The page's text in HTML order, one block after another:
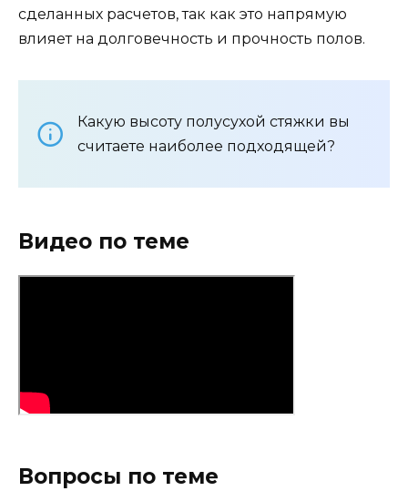
сделанных расчетов, так как это напрямую
влияет на долговечность и прочность полов.
Какую высоту полусухой стяжки вы
считаете наиболее подходящей?
Видео по теме
Вопросы по теме